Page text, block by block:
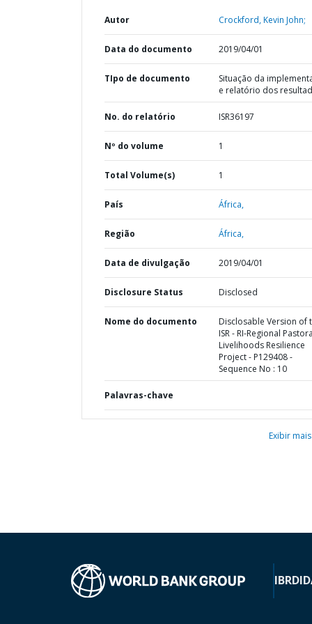
Autor Crockford, Kevin John;
Data do documento 2019/04/01
TIpo de documento
Situação da
e relatório dos
No. do relatório ISR36197
Nº do volume 1
Total Volume(s) 1
País África,
Região África,
Data de divulgação 2019/04/01
Disclosure Status Disclosed
Nome do documento
Disclosable Version of
ISR - RI-Regional
Livelihoods Resilience
Project - P129408 -
Sequence No : 10
Palavras-chave
Exibir mais
IBRD